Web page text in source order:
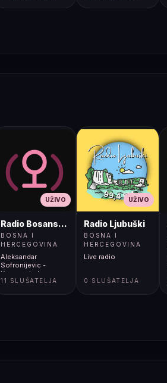
UŽIVO
Radio Bosanski Brod
BOSNA I
HERCEGOVINA
Aleksandar
Sofronijevic -
Kumovo kolo
[2OsH]</body>
11 SLUŠATELJA
UŽIVO
Radio Ljubuški
BOSNA I
HERCEGOVINA
Live radio
0 SLUŠATELJA